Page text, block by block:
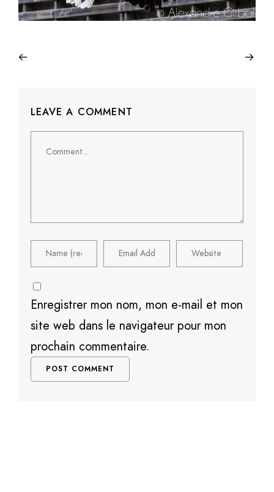
LEAVE A COMMENT
Enregistrer mon nom, mon e-mail et mon
site web dans le navigateur pour mon
prochain commentaire.